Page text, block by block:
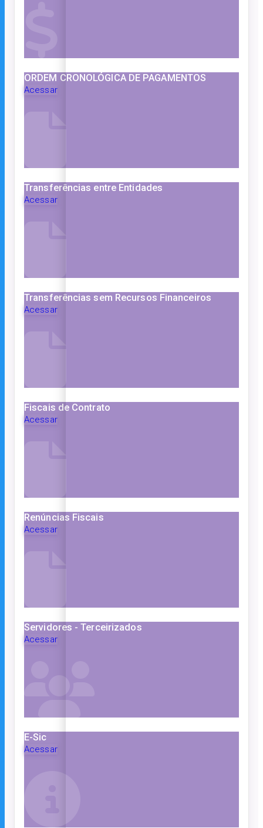
ORDEM CRONOLÓGICA DE PAGAMENTOS
Acessar
Transferências entre Entidades
Acessar
Transferências sem Recursos Financeiros
Acessar
Fiscais de Contrato
Acessar
Renúncias Fiscais
Acessar
Servidores - Terceirizados
Acessar
E-Sic
Acessar